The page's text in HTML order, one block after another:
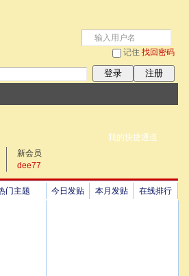
记住 找回密码
登录 注册
我的快捷通道
新会员
dee77
门主题 今日发贴 本月发贴
在线排行